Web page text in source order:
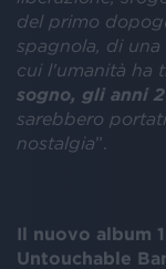
del primo
spagnola, di una
cui l'umanità ha
sogno, gli anni
sarebbero
nostalgia”.
Il nuovo album
Untouchable